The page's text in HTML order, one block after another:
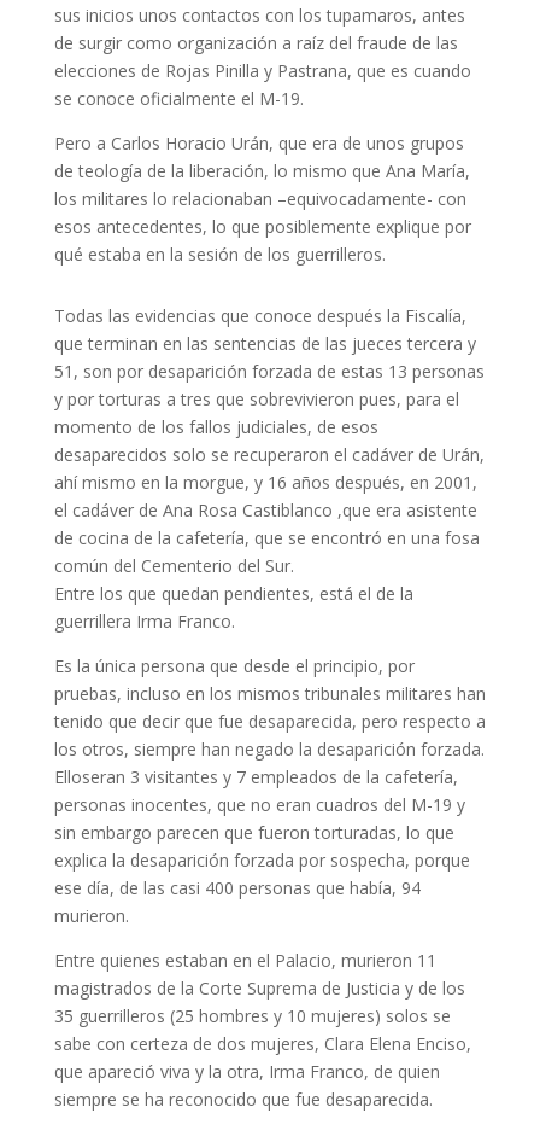
sus inicios unos contactos con los tupamaros, antes
de surgir como organización a raíz del fraude de las
elecciones de Rojas Pinilla y Pastrana, que es cuando
se conoce oficialmente el M-19.
Pero a Carlos Horacio Urán, que era de unos grupos
de teología de la liberación, lo mismo que Ana María,
los militares lo relacionaban –equivocadamente- con
esos antecedentes, lo que posiblemente explique por
qué estaba en la sesión de los guerrilleros.
Todas las evidencias que conoce después la Fiscalía,
que terminan en las sentencias de las jueces tercera y
51, son por desaparición forzada de estas 13 personas
y por torturas a tres que sobrevivieron pues, para el
momento de los fallos judiciales, de esos
desaparecidos solo se recuperaron el cadáver de Urán,
ahí mismo en la morgue, y 16 años después, en 2001,
el cadáver de Ana Rosa Castiblanco ,que era asistente
de cocina de la cafetería, que se encontró en una fosa
común del Cementerio del Sur.
Entre los que quedan pendientes, está el de la
guerrillera Irma Franco.
Es la única persona que desde el principio, por
pruebas, incluso en los mismos tribunales militares han
tenido que decir que fue desaparecida, pero respecto a
los otros, siempre han negado la desaparición forzada.
Elloseran 3 visitantes y 7 empleados de la cafetería,
personas inocentes, que no eran cuadros del M-19 y
sin embargo parecen que fueron torturadas, lo que
explica la desaparición forzada por sospecha, porque
ese día, de las casi 400 personas que había, 94
murieron.
Entre quienes estaban en el Palacio, murieron 11
magistrados de la Corte Suprema de Justicia y de los
35 guerrilleros (25 hombres y 10 mujeres) solos se
sabe con certeza de dos mujeres, Clara Elena Enciso,
que apareció viva y la otra, Irma Franco, de quien
siempre se ha reconocido que fue desaparecida.